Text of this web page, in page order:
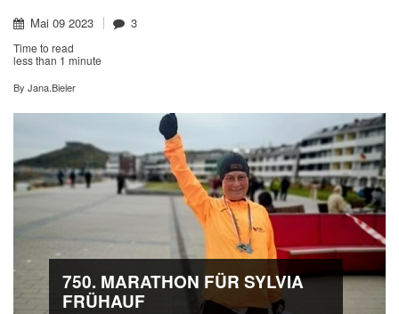
Mai 09 2023 3
Time to read
less than 1 minute
By Jana.Bieler
750. MARATHON FÜR SYLVIA
FRÜHAUF